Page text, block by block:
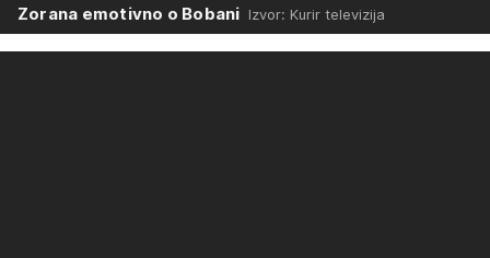
Zorana emotivno o Bobani Izvor: Kurir televizija